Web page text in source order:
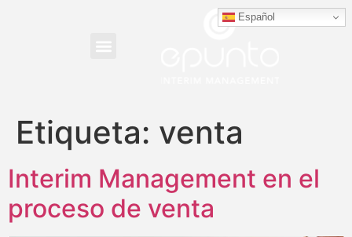
Etiqueta: venta
Interim Management en el
proceso de venta
Español